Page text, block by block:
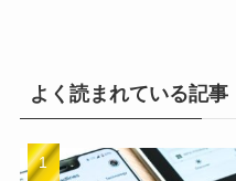
よく読まれている記事